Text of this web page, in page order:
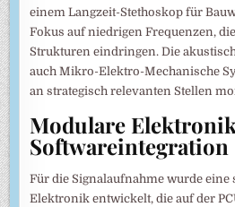
einem Langzeit-Stethoskop für
Fokus auf niedrigen Frequenzen,
Strukturen eindringen. Die
auch Mikro-Elektro-Mechanische
an strategisch relevanten Stellen
Modulare
Softwareintegration
Für die Signalaufnahme wurde eine
Elektronik entwickelt, die auf der